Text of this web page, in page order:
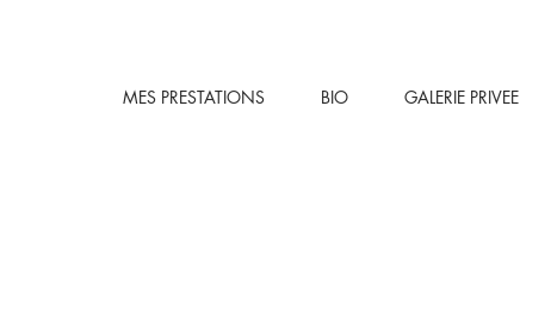
MES PRESTATIONS BIO GALERIE PRIVEE